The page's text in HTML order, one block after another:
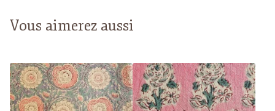
Vous aimerez aussi